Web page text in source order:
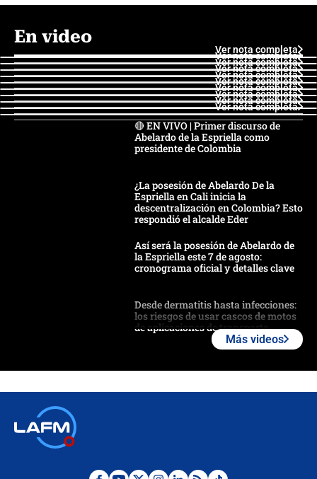
En video
Ver nota completa
Ver nota completa
Ver nota completa
Ver nota completa
Ver nota completa
Ver nota completa
Ver nota completa
Ver nota completa
Ver nota completa
Ver nota completa
🔴 EN VIVO | Primer discurso de
Abelardo de la Espriella como
presidente de Colombia
¿La posesión de Abelardo De la
Espriella en Cali inicia la
descentralización en Colombia? Esto
respondió el alcalde Eder
Así será la posesión de Abelardo de
la Espriella este 7 de agosto:
cronograma oficial y detalles clave
Desde dermatitis hasta infecciones:
los riesgos de usar cascos de motos
de aplicaciones de transporte
Más videos